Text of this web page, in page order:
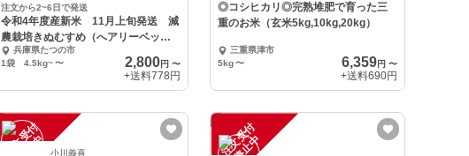
注文から2~6日で発送
令和4年度産新米 11月上旬発送 減
農栽培きぬむすめ（へアリーベッジ
米） ※精米
兵庫県たつの市
1袋 4.5kg~ 〜 2,800円〜
+送料778円
◎コシヒカリ◎完熟堆肥で育った三
重のお米（玄米5kg,10kg,20kg）
三重県津市
5kg〜 6,359円 〜
+送料690円
注
文
受
付
停
止
中 小川義喜 注
文
受
付
停
止
中